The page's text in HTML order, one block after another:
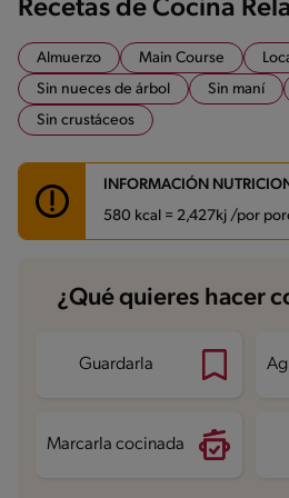
Recetas de Cocina
Almuerzo Main Course
Sin nueces de árbol
Sin maní
Sin crustáceos
INFORMACIÓN
580 kcal = 2,427kj /por
Carbohidratos 60.8 g
Energía 580 kcal
Proteína
Grasas saturadas 8.1 g
¿Qué quieres hacer
Guardarla
Marcarla cocinada